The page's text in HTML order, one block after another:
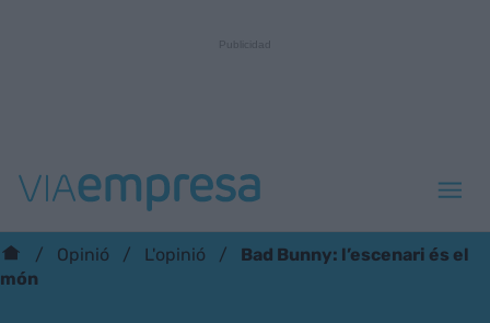
Opinió L'opinió
Bad Bunny: l’escenari és el
món